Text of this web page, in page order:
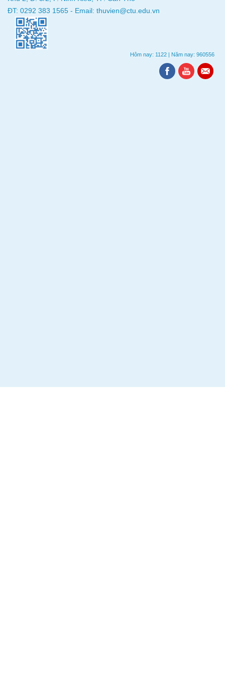
ĐT: 0292 383 1565 - Email: thuvien@ctu.edu.vn
Hôm nay: 1122 | Năm nay: 960556